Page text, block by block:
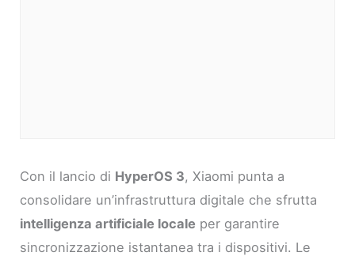
Con il lancio di HyperOS 3, Xiaomi punta a
consolidare un’infrastruttura digitale che sfrutta
intelligenza artificiale locale per garantire
sincronizzazione istantanea tra i dispositivi. Le